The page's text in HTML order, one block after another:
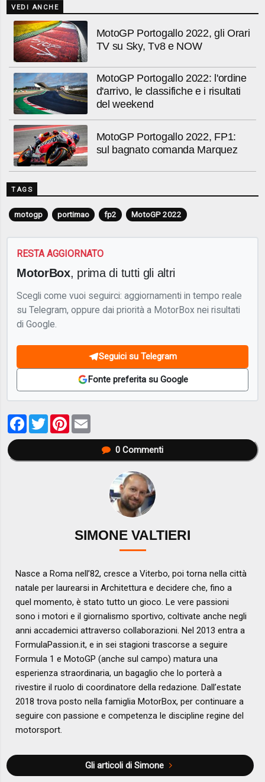
VEDI ANCHE
MotoGP Portogallo 2022, gli Orari
TV su Sky, Tv8 e NOW
MotoGP Portogallo 2022: l'ordine
d'arrivo, le classifiche e i risultati
del weekend
MotoGP Portogallo 2022, FP1:
sul bagnato comanda Marquez
TAGS
motogp portimao fp2 MotoGP 2022
RESTA AGGIORNATO
MotorBox, prima di tutti gli altri
Scegli come vuoi seguirci: aggiornamenti in tempo reale
su Telegram, oppure dai priorità a MotorBox nei risultati
di Google.
Seguici su Telegram
Fonte preferita su Google
Facebook
TwitterPinterest
0Commenti
SIMONE VALTIERI
Nasce a Roma nell’82, cresce a Viterbo, poi torna nella città
natale per laurearsi in Architettura e decidere che, fino a
quel momento, è stato tutto un gioco. Le vere passioni
sono i motori e il giornalismo sportivo, coltivate anche negli
anni accademici attraverso collaborazioni. Nel 2013 entra a
FormulaPassion.it, e in sei stagioni trascorse a seguire
Formula 1 e MotoGP (anche sul campo) matura una
esperienza straordinaria, un bagaglio che lo porterà a
rivestire il ruolo di coordinatore della redazione. Dall’estate
2018 trova posto nella famiglia MotorBox, per continuare a
seguire con passione e competenza le discipline regine del
motorsport.
Gli articoli di Simone